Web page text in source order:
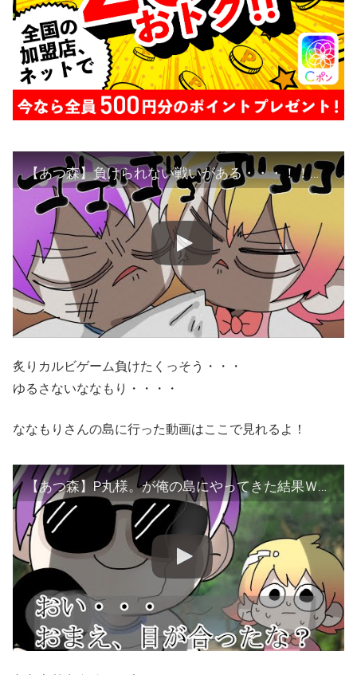
【あつ森】負けられない戦いがある・・・！！！【あつまれどうぶつの森】
炙りカルビゲーム負けたくっそう・・・
ゆるさないななもり・・・・
ななもりさんの島に行った動画はここで見れるよ！
【あつ森】P丸様。が俺の島にやってきた結果ＷＷＷ【あつまれどうぶつの森】